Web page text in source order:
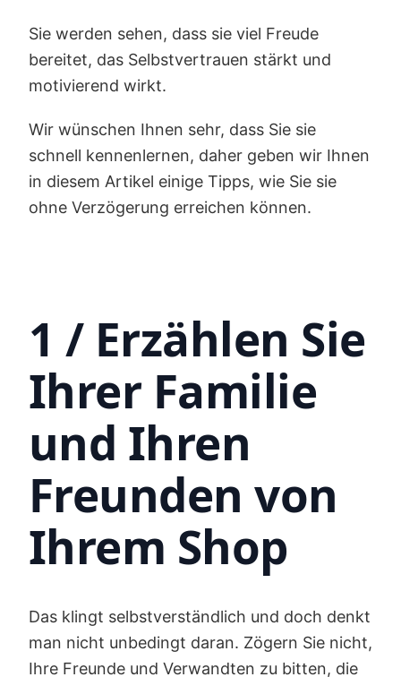
Sie werden sehen, dass sie viel Freude
bereitet, das Selbstvertrauen stärkt und
motivierend wirkt.
Wir wünschen Ihnen sehr, dass Sie sie
schnell kennenlernen, daher geben wir Ihnen
in diesem Artikel einige Tipps, wie Sie sie
ohne Verzögerung erreichen können.
1 / Erzählen Sie
Ihrer Familie
und Ihren
Freunden von
Ihrem Shop
Das klingt selbstverständlich und doch denkt
man nicht unbedingt daran. Zögern Sie nicht,
Ihre Freunde und Verwandten zu bitten, die